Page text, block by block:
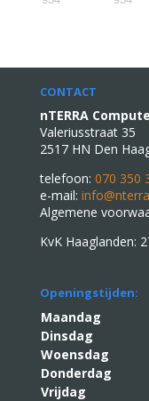
CONTACT
nTERRA
Valeriusstraat 35
2517 HN Den
telefoon: 070 350
e-mail:
Algemene
KvK Haaglanden:
Openingstijden:
Maandag
Dinsdag
Woensdag
Donderdag
Vrijdag